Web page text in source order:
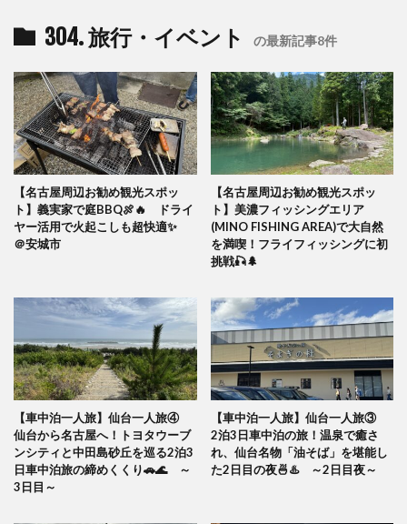
304. 旅行・イベント の最新記事8件
【名古屋周辺お勧め観光スポッ
ト】義実家で庭BBQ🍖🔥 ドライ
ヤー活用で火起こしも超快適✨
＠安城市
【名古屋周辺お勧め観光スポッ
ト】美濃フィッシングエリア
(MINO FISHING AREA)で大自然
を満喫！フライフィッシングに初
挑戦🎣🌲
【車中泊一人旅】仙台一人旅④
仙台から名古屋へ！トヨタウーブ
ンシティと中田島砂丘を巡る2泊3
日車中泊旅の締めくくり🚗🌊 ～
3日目～
【車中泊一人旅】仙台一人旅③
2泊3日車中泊の旅！温泉で癒さ
れ、仙台名物「油そば」を堪能し
た2日目の夜🍜♨️ ～2日目夜～